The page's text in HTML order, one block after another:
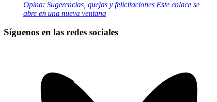
Opina: Sugerencias, quejas y felicitaciones Este enlace se
abre en una nueva ventana
Síguenos en las redes sociales